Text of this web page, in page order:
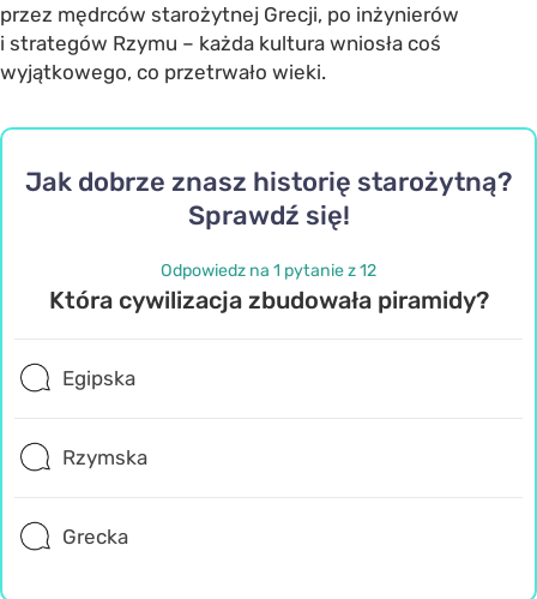
przez mędrców starożytnej Grecji, po inżynierów
i strategów Rzymu – każda kultura wniosła coś
wyjątkowego, co przetrwało wieki.
Jak dobrze znasz historię starożytną?
Sprawdź się!
Odpowiedz na 1 pytanie z 12
Która cywilizacja zbudowała piramidy?
Egipska
Rzymska
Grecka